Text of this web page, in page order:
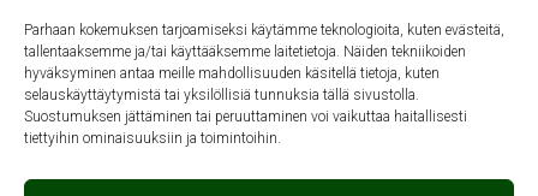
Parhaan kokemuksen tarjoamiseksi käytämme teknologioita, kuten evästeitä,
tallentaaksemme ja/tai käyttääksemme laitetietoja. Näiden tekniikoiden
hyväksyminen antaa meille mahdollisuuden käsitellä tietoja, kuten
selauskäyttäytymistä tai yksilöllisiä tunnuksia tällä sivustolla.
Suostumuksen jättäminen tai peruuttaminen voi vaikuttaa haitallisesti
tiettyihin ominaisuuksiin ja toimintoihin.
Suomi